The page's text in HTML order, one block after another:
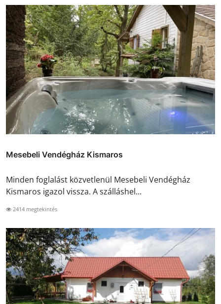
Mesebeli Vendégház Kismaros
Minden foglalást közvetlenül Mesebeli Vendégház
Kismaros igazol vissza. A szálláshel...
2414 megtekintés